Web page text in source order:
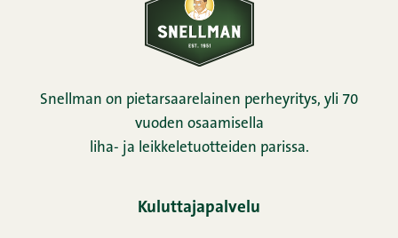
Snellman on pietarsaarelainen perheyritys, yli 70
vuoden osaamisella
liha- ja leikkeletuotteiden parissa.
Kuluttajapalvelu